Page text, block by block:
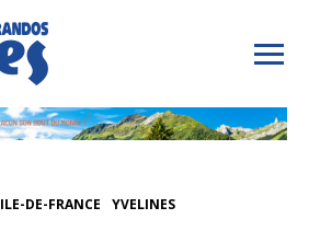
ILE-DE-FRANCE YVELINES